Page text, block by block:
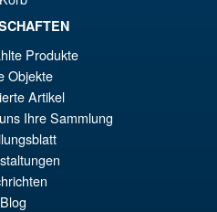
Fist of the North
Kenshiro Action Figure
Produkte
Objekte
Artikel
Ihre Sammlung
Blog